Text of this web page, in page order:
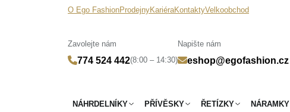
O Ego FashionProdejnyKariéraKontaktyVelkoobchod
Zavolejte nám
774 524 442(8:00 – 14:30)
Napište nám
eshop@egofashion.cz
NÁHRDELNÍKY PŘÍVĚSKY ŘETÍZKY NÁRAMKY